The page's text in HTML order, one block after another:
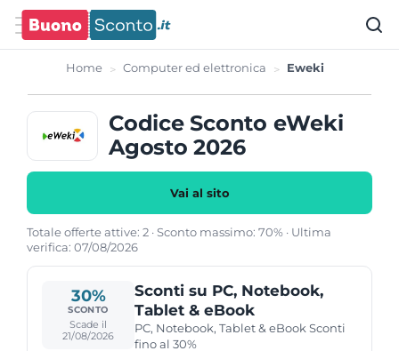
Home Computer ed elettronica Eweki
Codice Sconto eWeki
Agosto 2026
Vai al sito
Totale offerte attive: 2 · Sconto massimo: 70% · Ultima
verifica: 07/08/2026
30%
SCONTO
Scade il
21/08/2026
Sconti su PC, Notebook,
Tablet & eBook
PC, Notebook, Tablet & eBook Sconti
fino al 30%